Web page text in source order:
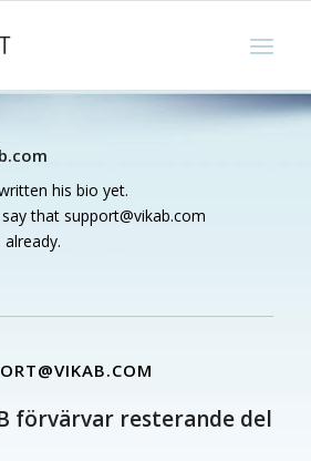
his bio yet.
that support@vikab.com
förvärvar resterande del